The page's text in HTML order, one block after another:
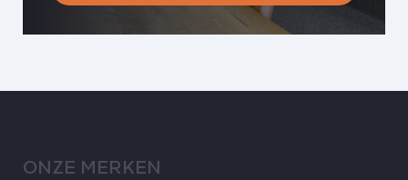
ONZE MERKEN